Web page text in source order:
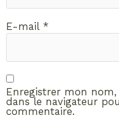
E-mail *
Enregistrer mon
dans le navigateur
commentaire.